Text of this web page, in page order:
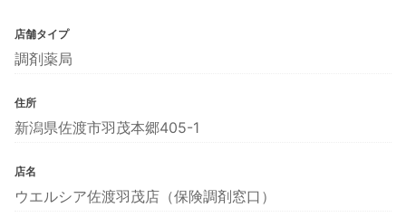
店舗タイプ
調剤薬局
住所
新潟県佐渡市羽茂本郷405-1
店名
ウエルシア佐渡羽茂店（保険調剤窓口）